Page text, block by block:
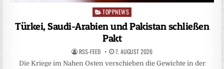
Posted
in
TOPPNEWS
Türkei, Saudi-Arabien und Pakistan schließen
Pakt
RSS-FEED 7. AUGUST 2026
Die Kriege im Nahen Osten verschieben die Gewichte in der